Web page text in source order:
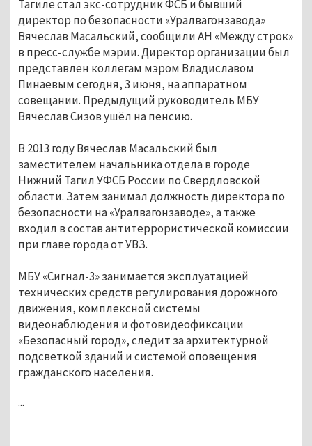
Тагиле стал экс-сотрудник ФСБ и бывший
директор по безопасности «Уралвагонзавода»
Вячеслав Масальский, сообщили АН «Между строк»
в пресс-службе мэрии. Директор организации был
представлен коллегам мэром Владиславом
Пинаевым сегодня, 3 июня, на аппаратном
совещании. Предыдущий руководитель МБУ
Вячеслав Сизов ушёл на пенсию.
В 2013 году Вячеслав Масальский был
заместителем начальника отдела в городе
Нижний Тагил УФСБ России по Свердловской
области. Затем занимал должность директора по
безопасности на «Уралвагонзаводе», а также
входил в состав антитеррористической комиссии
при главе города от УВЗ.
МБУ «Сигнал-3» занимается эксплуатацией
технических средств регулирования дорожного
движения, комплексной системы
видеонаблюдения и фотовидеофиксации
«Безопасный город», следит за архитектурной
подсветкой зданий и системой оповещения
гражданского населения.
...